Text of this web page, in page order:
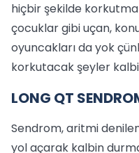
hiçbir şekilde
çocuklar gibi uçan,
oyuncakları da yok
korkutacak şeyler
LONG QT
Sendrom, aritmi
yol açarak kalbin